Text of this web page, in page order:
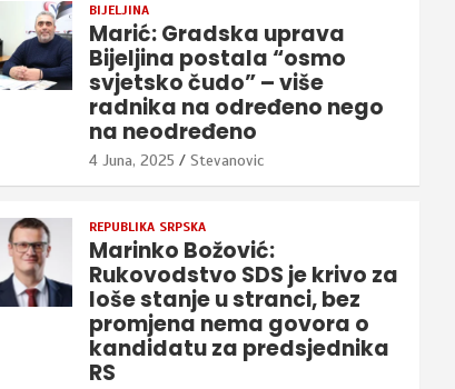
BIJELJINA
Marić: Gradska uprava
Bijeljina postala “osmo
svjetsko čudo” – više
radnika na određeno nego
na neodređeno
4 Juna, 2025 Stevanovic
REPUBLIKA SRPSKA
Marinko Božović:
Rukovodstvo SDS je krivo za
loše stanje u stranci, bez
promjena nema govora o
kandidatu za predsjednika
RS